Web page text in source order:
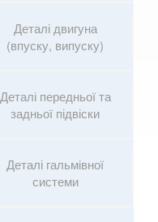
Деталі двигуна
(впуску, випуску)
Деталі передньої та
задньої підвіски
Деталі гальмівної
системи